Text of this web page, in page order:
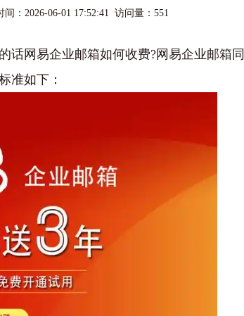
：2026-06-01 17:52:41 访问量：551
话网易企业邮箱如何收费?‌网易企业邮箱
准如下：